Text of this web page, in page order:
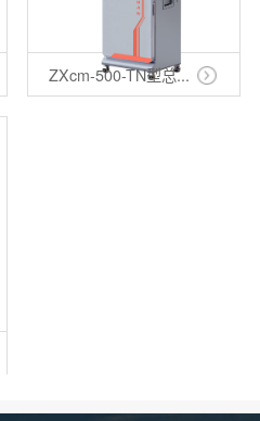
ZXcm-500-TN型总...